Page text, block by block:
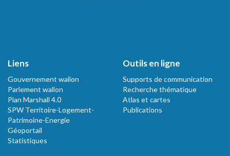
Liens
Gouvernement wallon
Parlement wallon
Plan Marshall 4.0
SPW Territoire-Logement-
Patrimoine-Energie
Géoportail
Statistiques
Outils en ligne
Supports de communication
Recherche thématique
Atlas et cartes
Publications